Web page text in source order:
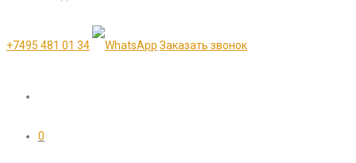
+7495 481 01 34 Заказать звонок
0